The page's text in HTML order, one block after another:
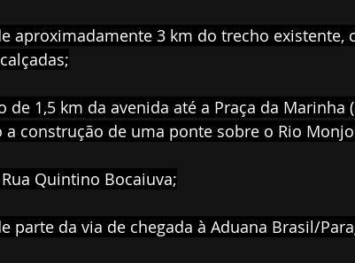
de aproximadamente 3 km do trecho
de 1,5 km da avenida até a Praça da
construção de uma ponte sobre o Rio
Rua Quintino Bocaiuva;
de parte da via de chegada à Aduana Brasil/